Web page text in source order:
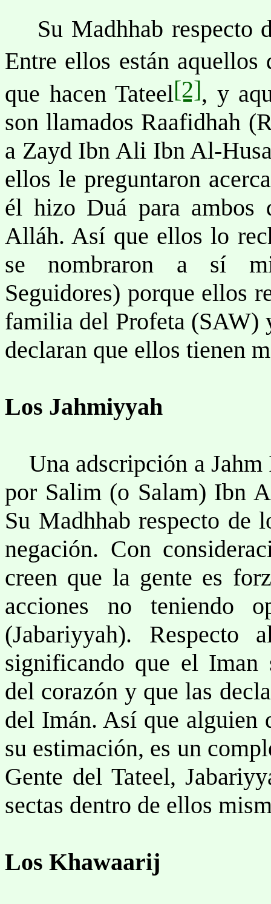
Su Madhhab respecto
Entre ellos están aquellos
que hacen Tateel[2], y
son llamados Raafidhah
a Zayd Ibn Ali Ibn Al-
ellos le preguntaron
él hizo Duá para
Alláh. Así que ellos lo
se nombraron a sí
Seguidores) porque ellos
familia del Profeta (SAW)
declaran que ellos tienen
Los Jahmiyyah
Una adscripción a Jahm
por Salim (o Salam) Ibn
Su Madhhab respecto de
negación. Con
creen que la gente es
acciones no teniendo
(Jabariyyah).
significando que el Iman
del corazón y que las
del Imán. Así que alguien
su estimación, es un
Gente del Tateel,
sectas dentro de ellos
Los Khawaarij